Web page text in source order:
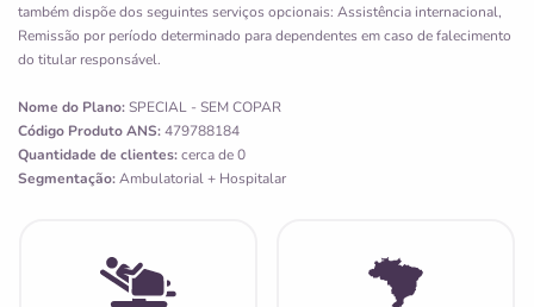
também dispõe dos seguintes serviços opcionais: Assistência internacional,
Remissão por período determinado para dependentes em caso de falecimento
do titular responsável.
Nome do Plano:SPECIAL - SEM COPAR
Código Produto ANS:479788184
Quantidade de clientes:cerca de 0
Segmentação:Ambulatorial + Hospitalar